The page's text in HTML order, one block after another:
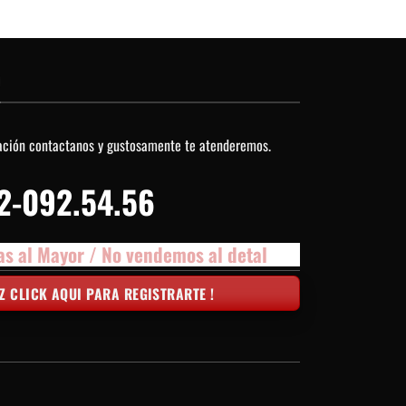
contactanos y gustosamente te atenderemos.
092.54.56
al Mayor / No vendemos al detal
CLICK AQUI PARA REGISTRARTE !